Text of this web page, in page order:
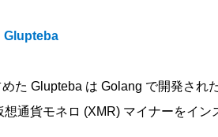
Glupteba
た Glupteba は Golang で開発さ
想通貨モネロ (XMR) マイナーをイ